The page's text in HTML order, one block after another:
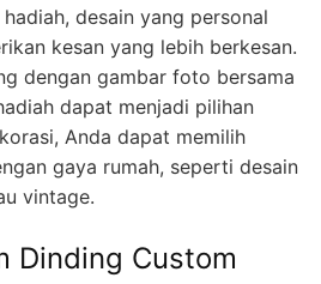
desain yang personal
kesan yang lebih berkesan.
dengan gambar foto bersama
dapat menjadi pilihan
Anda dapat memilih
gaya rumah, seperti desain
vintage.
Dinding Custom